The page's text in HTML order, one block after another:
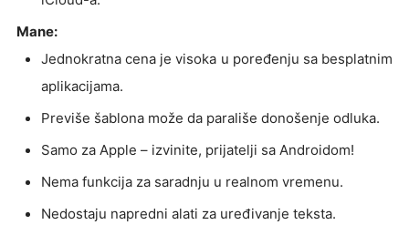
Mane:
Jednokratna cena je visoka u poređenju sa besplatnim
aplikacijama.
Previše šablona može da parališe donošenje odluka.
Samo za Apple – izvinite, prijatelji sa Androidom!
Nema funkcija za saradnju u realnom vremenu.
Nedostaju napredni alati za uređivanje teksta.